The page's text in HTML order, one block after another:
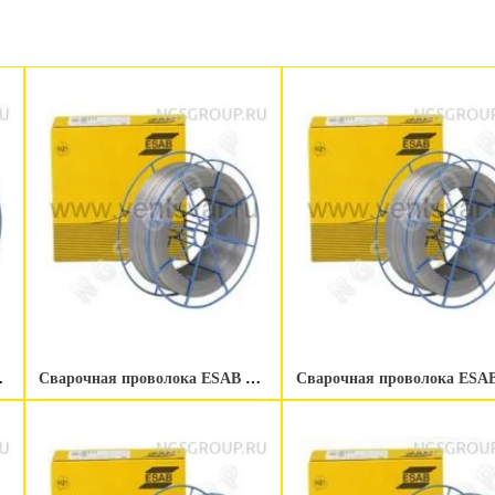
100 kg Сварочная проволока ESAB OK Autrod 16.95 1.2 мм 250 kg